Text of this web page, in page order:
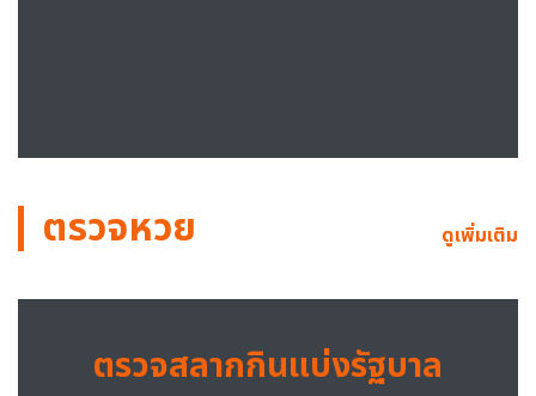
ตรวจหวย ดูเพิ่มเติม
ตรวจสลากกินแบ่งรัฐบาล